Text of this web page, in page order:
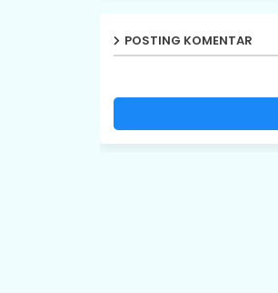
POSTING KOMENTAR